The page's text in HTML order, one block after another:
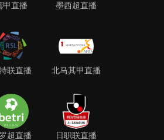
甲直播 墨西超直播
联直播 北马其甲直播
超直播 日职联直播